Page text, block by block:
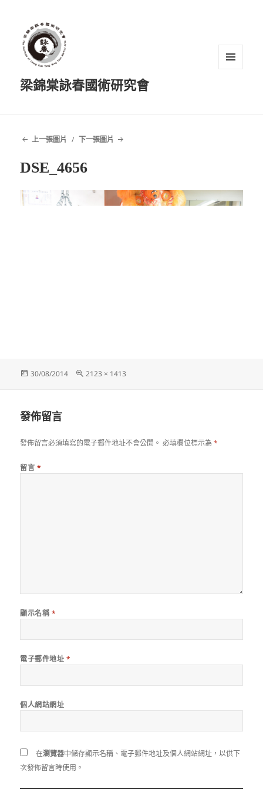
梁錦棠詠春國術研究會
上一張圖片 下一張圖片
DSE_4656
發
30/08/2014
完
2123 × 1413
發佈留言
發佈留言必須填寫的電子郵件地址不會公開。 必填欄位標示為*
留言 *
顯示名稱 *
電子郵件地址 *
個人網站網址
在瀏覽器中儲存顯示名稱、電子郵件地址及個人網站網址，以供下
次發佈留言時使用。